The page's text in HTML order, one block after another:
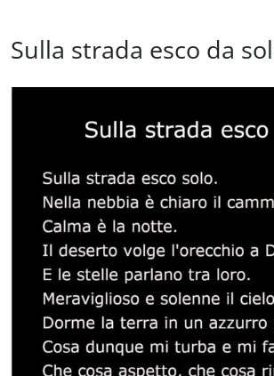
Sulla strada esco da